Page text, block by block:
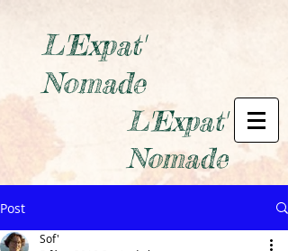
L'Expat'
Nomade
L'Expat'
Nomade
Post
Sof'